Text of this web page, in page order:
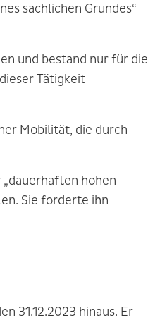
sachlichen Grundes“
und bestand nur für die
Tätigkeit
Mobilität, die durch
hohen
Sie forderte ihn
31.12.2023 hinaus. Er